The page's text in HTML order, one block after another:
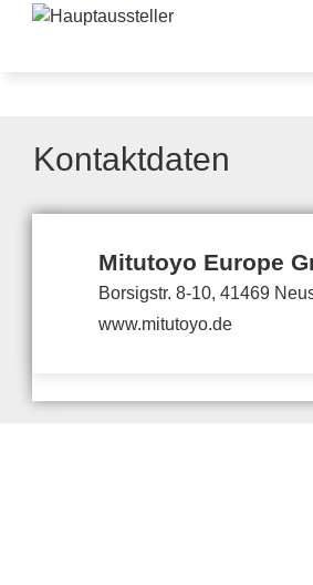
Kontaktdaten
Mitutoyo Europe
Borsigstr. 8-10, 41469
www.mitutoyo.de